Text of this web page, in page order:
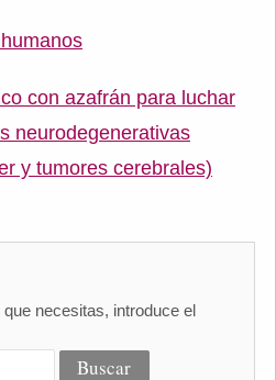
con azafrán para luchar
neurodegenerativas
y tumores cerebrales)
necesitas, introduce el